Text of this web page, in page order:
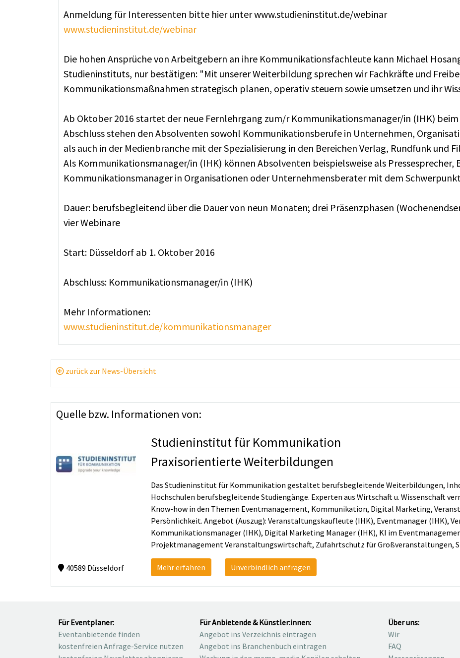
Anmeldung für Interessenten bitte hier unter www.studieninstitut.de/webinar
www.studieninstitut.de/webinar
Die hohen Ansprüche von Arbeitgebern an ihre Kommunikationsfachleute kann Michael
Studieninstituts, nur bestätigen: "Mit unserer Weiterbildung sprechen wir Fachkräfte und
Kommunikationsmaßnahmen strategisch planen, operativ steuern sowie umsetzen und ihr
Ab Oktober 2016 startet der neue Fernlehrgang zum/r Kommunikationsmanager/in (IHK)
Abschluss stehen den Absolventen sowohl Kommunikationsberufe in Unternehmen,
als auch in der Medienbranche mit der Spezialisierung in den Bereichen Verlag, Rundfunk und
Als Kommunikationsmanager/in (IHK) können Absolventen beispielsweise als Pressesprecher,
Kommunikationsmanager in Organisationen oder Unternehmensberater mit dem
Dauer: berufsbegleitend über die Dauer von neun Monaten; drei Präsenzphasen
vier Webinare
Start: Düsseldorf ab 1. Oktober 2016
Abschluss: Kommunikationsmanager/in (IHK)
Mehr Informationen:
www.studieninstitut.de/kommunikationsmanager
zurück zur News-Übersicht
Quelle bzw. Informationen von:
40589 Düsseldorf
Studieninstitut für Kommunikation
Praxisorientierte Weiterbildungen
Das Studieninstitut für Kommunikation gestaltet berufsbegleitende Weiterbildungen,
Hochschulen berufsbegleitende Studiengänge. Experten aus Wirtschaft u. Wissenschaft
Know-how in den Themen Eventmanagement, Kommunikation, Digital Marketing,
Persönlichkeit. Angebot (Auszug): Veranstaltungskaufleute (IHK), Eventmanager (IHK),
Kommunikationsmanager (IHK), Digital Marketing Manager (IHK), KI im
Projektmanagement Veranstaltungswirtschaft, Zufahrtschutz für Großveranstaltungen,
Mehr erfahren Unverbindlich anfragen
Für Eventplaner:
Eventanbietende finden
kostenfreien Anfrage-Service nutzen
Für Anbietende & Künstler:innen:
Angebot ins Verzeichnis eintragen
Angebot ins Branchenbuch eintragen
Über uns:
Wir
FAQ